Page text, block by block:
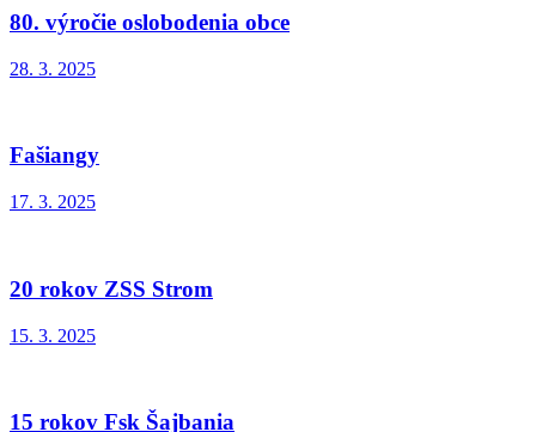
80. výročie oslobodenia obce
28. 3. 2025
Fašiangy
17. 3. 2025
20 rokov ZSS Strom
15. 3. 2025
15 rokov Fsk Šajbania